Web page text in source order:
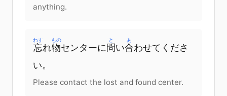
anything.
忘
わす
れ物
もの
センターに 問
と
い合
あ
わせてくださ
い。
Please contact the lost and found center.